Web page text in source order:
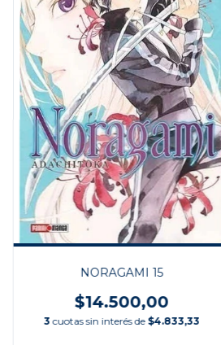
NORAGAMI 15
$14.500,00
3 cuotas sin interés de $4.833,33